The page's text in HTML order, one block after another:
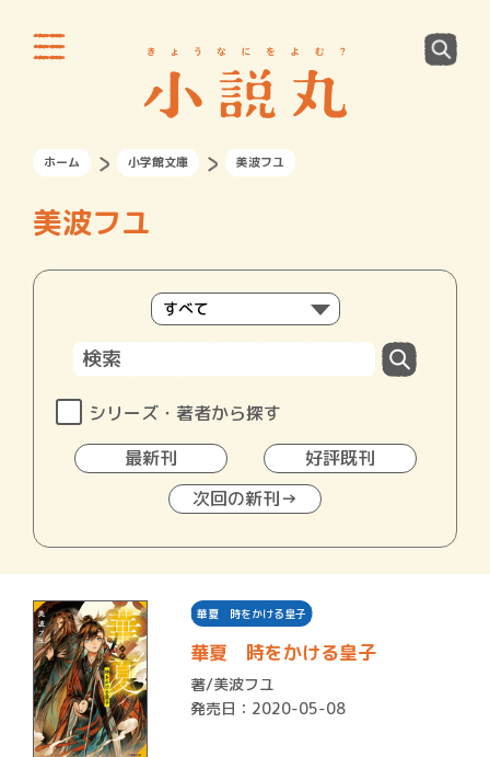
ホーム 小学館文庫 美波フユ
美波フユ
シリーズ・著者から探す
最新刊
好評既刊
次回の新刊→
華夏 時をかける皇子
華夏 時をかける皇子
著/美波フユ
発売日：2020-05-08